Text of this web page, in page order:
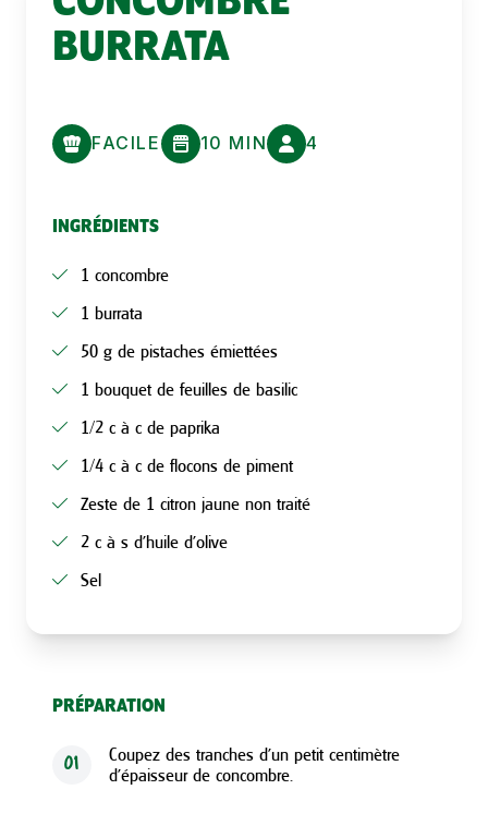
BURRATA
FACILE 10 MIN 4
INGRÉDIENTS
1 concombre
1 burrata
50 g de pistaches émiettées
1 bouquet de feuilles de basilic
1/2 c à c de paprika
1/4 c à c de flocons de piment
Zeste de 1 citron jaune non traité
2 c à s d'huile d'olive
Sel
PRÉPARATION
01
Coupez des tranches d’un petit centimètre
d’épaisseur de concombre.